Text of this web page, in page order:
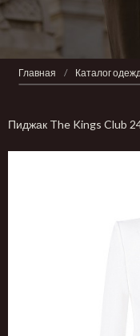
Главная / Каталог
Пиджак The Kings Club